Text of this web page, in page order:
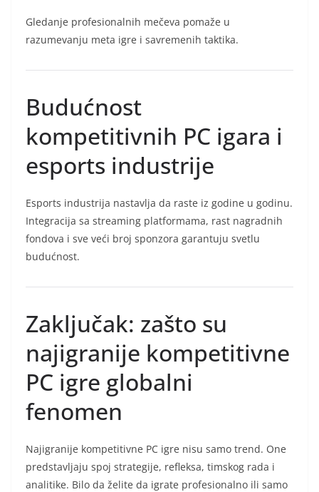
Gledanje profesionalnih mečeva pomaže u
razumevanju meta igre i savremenih taktika.
Budućnost
kompetitivnih PC igara i
esports industrije
Esports industrija nastavlja da raste iz godine u godinu.
Integracija sa streaming platformama, rast nagradnih
fondova i sve veći broj sponzora garantuju svetlu
budućnost.
Zaključak: zašto su
najigranije kompetitivne
PC igre globalni
fenomen
Najigranije kompetitivne PC igre nisu samo trend. One
predstavljaju spoj strategije, refleksa, timskog rada i
analitike. Bilo da želite da igrate profesionalno ili samo